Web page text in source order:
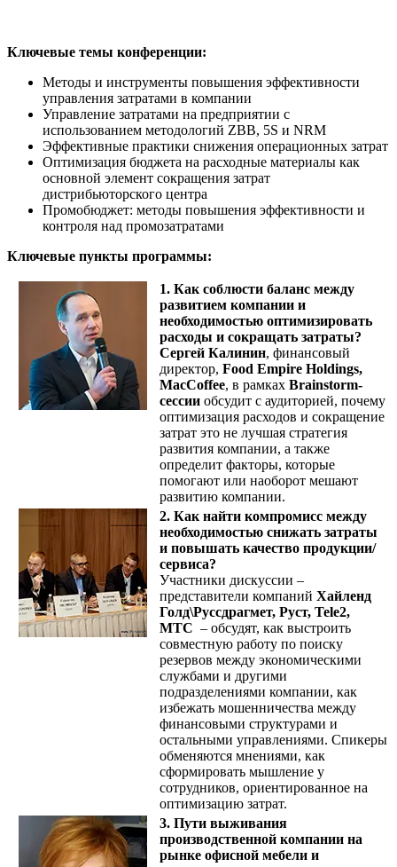
Ключевые темы конференции:
Методы и инструменты повышения эффективности
управления затратами в компании
Управление затратами на предприятии с
использованием методологий ZBB, 5S и NRM
Эффективные практики снижения операционных затрат
Оптимизация бюджета на расходные материалы как
основной элемент сокращения затрат
дистрибьюторского центра
Промобюджет: методы повышения эффективности и
контроля над промозатратами
Ключевые пункты программы:
1. Как соблюсти баланс между
развитием компании и
необходимостью оптимизировать
расходы и сокращать затраты?
Сергей Калинин, финансовый
директор, Food Empire Holdings,
MacCoffee, в рамках Brainstorm-
сессии обсудит с аудиторией, почему
оптимизация расходов и сокращение
затрат это не лучшая стратегия
развития компании, а также
определит факторы, которые
помогают или наоборот мешают
развитию компании.
2. Как найти компромисс между
необходимостью снижать затраты
и повышать качество продукции/
сервиса?
Участники дискуссии –
представители компаний Хайленд
Голд\Руссдрагмет, Руст, Tele2,
МТС – обсудят, как выстроить
совместную работу по поиску
резервов между экономическими
службами и другими
подразделениями компании, как
избежать мошенничества между
финансовыми структурами и
остальными управлениями. Спикеры
обменяются мнениями, как
сформировать мышление у
сотрудников, ориентированное на
оптимизацию затрат.
3. Пути выживания
производственной компании на
рынке офисной мебели и